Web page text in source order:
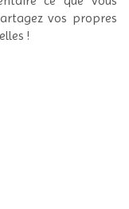
vos propres
!